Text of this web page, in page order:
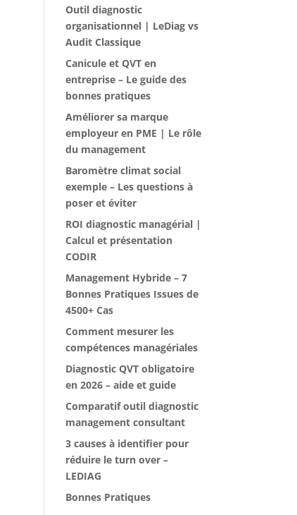
Outil diagnostic
organisationnel | LeDiag vs
Audit Classique
Canicule et QVT en
entreprise – Le guide des
bonnes pratiques
Améliorer sa marque
employeur en PME | Le rôle
du management
Baromètre climat social
exemple – Les questions à
poser et éviter
ROI diagnostic managérial |
Calcul et présentation
CODIR
Management Hybride – 7
Bonnes Pratiques Issues de
4500+ Cas
Comment mesurer les
compétences managériales
Diagnostic QVT obligatoire
en 2026 – aide et guide
Comparatif outil diagnostic
management consultant
3 causes à identifier pour
réduire le turn over –
LEDIAG
Bonnes Pratiques